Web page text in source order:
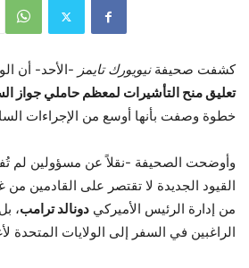
كشفت صحيفةنيويورك تايمز -الأحد- أن
تعليق منح التأشيرات لمعظم حاملي جواز
خطوة وصفت بأنها أوسع من الإجراءات
وأوضحت الصحيفة -نقلاً عن مسؤولين لم
القيود الجديدة لا تقتصر على القادمين من
من إدارة الرئيس الأميركي دونالد ترامب،
الراغبين في السفر إلى الولايات المتحدة